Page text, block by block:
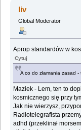
liv
Global Moderator
Aprop standardów w
Cytuj
A co do złamania zasad
Maziek - Lem, ten to
kosmicznego się przy
Jak nie wierzysz,
Radiotelegrafista
adhd (przeklinał